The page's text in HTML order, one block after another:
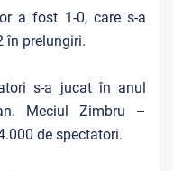
a fost 1-0, care s-a
în prelungiri.
s-a jucat în anul
Meciul Zimbru –
de spectatori.